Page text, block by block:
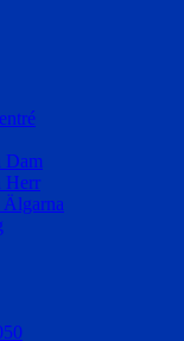
Dam
Herr
Älgarna